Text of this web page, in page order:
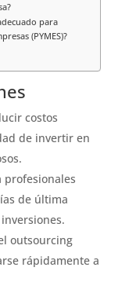
para
(PYMES)?
costos
de invertir en
profesionales
de última
outsourcing
rápidamente a